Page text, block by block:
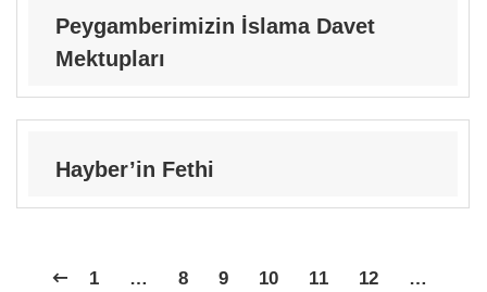
Peygamberimizin İslama Davet
Mektupları
Hayber’in Fethi
1 … 8 9 10 11 12
…